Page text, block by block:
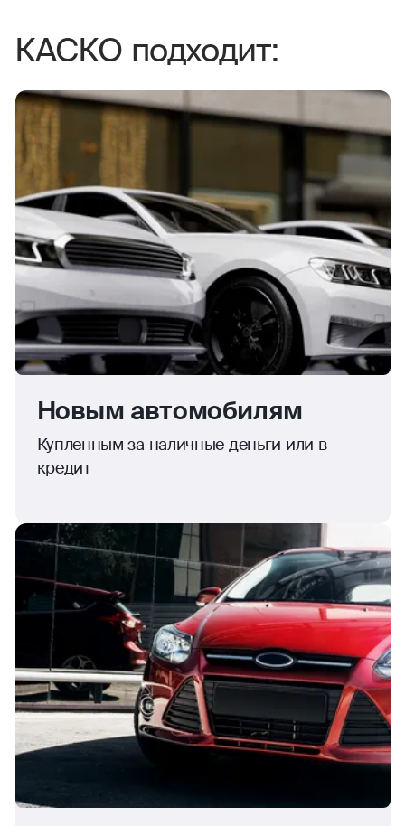
КАСКО подходит:
Новым автомобилям
Купленным за наличные деньги или в
кредит